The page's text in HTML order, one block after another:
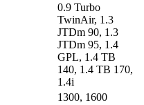
0.9 Turbo
TwinAir, 1.3
JTDm 90, 1.3
JTDm 95, 1.4
GPL, 1.4 TB
140, 1.4 TB 170,
1.4i
1300, 1600